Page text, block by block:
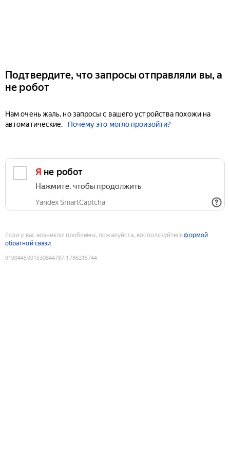
Подтвердите, что запросы отправляли вы, а
не робот
Нам очень жаль, но запросы с вашего устройства похожи на
автоматические.
Почему это могло произойти?
Я не робот
Нажмите, чтобы продолжить
Yandex SmartCaptcha
Если у вас возникли проблемы, пожалуйста, воспользуйтесьформой
обратной связи
9190445001530844787:1786215744